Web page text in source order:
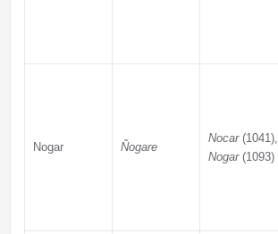
Nogar Ñogare
Nocar(1041),
Nogar(1093)